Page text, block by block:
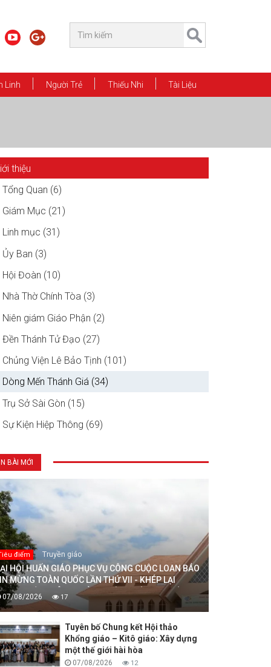
Linh Người Trẻ Thiếu Nhi Tài Liệu
thiệu
Tổng Quan (6)
Giám Mục (21)
Linh mục (31)
Ủy Ban (3)
Hội Đoàn (10)
Nhà Thờ Chính Tòa (3)
Niên giám Giáo Phận (2)
Đền Thánh Tử Đạo (27)
Chủng Viện Lê Bảo Tịnh (101)
Dòng Mến Thánh Giá (34)
Trụ Sở Sài Gòn (15)
Sự Kiện Hiệp Thông (69)
BÀI MỚI
điểm Truyền giáo
HỘI HUẤN GIÁO PHỤC VỤ CÔNG CUỘC LOAN BÁO
MỪNG TOÀN QUỐC LẦN THỨ VII - KHÉP LẠI
HIỆP THÔNG, MỞ RA MỘT HƯỚNG ĐI MỚI
CÔNG CUỘC HUẤN GIÁO VIỆT NAM
07/08/2026 17
Tuyên bố Chung kết Hội thảo
Khổng giáo – Kitô giáo: Xây dựng
một thế giới hài hòa
07/08/2026 12